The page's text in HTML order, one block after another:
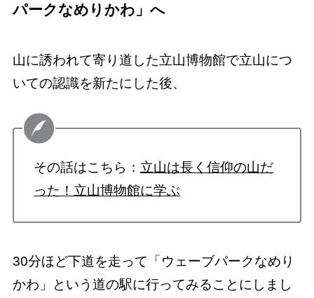
パークなめりかわ」へ
山に誘われて寄り道した立山博物館で立山につ
いての認識を新たにした後、
その話はこちら： 立山は長く信仰の山だ
った！立山博物館に学ぶ
30分ほど下道を走って「ウェーブパークなめり
かわ」という道の駅に行ってみることにしまし